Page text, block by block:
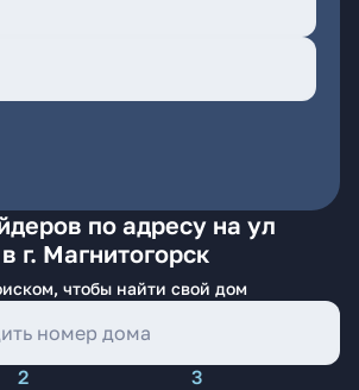
по адресу на ул
г. Магнитогорск
чтобы найти свой дом
2
3